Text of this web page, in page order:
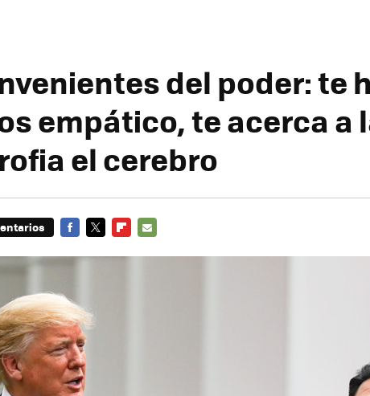
del poder: te
empático, te acerca a
el cerebro